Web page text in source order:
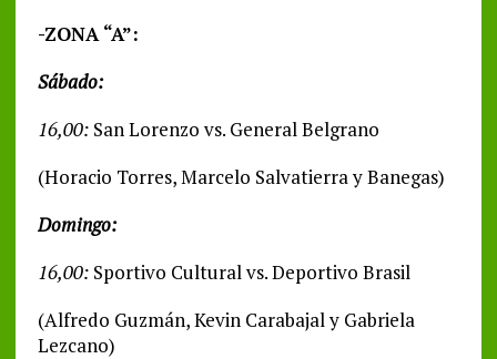
-ZONA “A”:
Sábado:
16,00:San Lorenzo vs. General Belgrano
(Horacio Torres, Marcelo Salvatierra y Banegas)
Domingo:
16,00:Sportivo Cultural vs. Deportivo Brasil
(Alfredo Guzmán, Kevin Carabajal y Gabriela
Lezcano)